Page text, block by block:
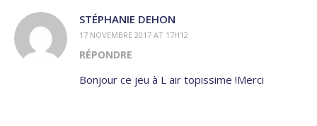
STÉPHANIE DEHON
17 NOVEMBRE 2017 AT 17H12
RÉPONDRE
Bonjour ce jeu à L air topissime !Merci